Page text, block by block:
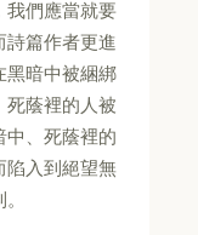
我們應當就要
詩篇作者更進
黑暗中被綑綁
死蔭裡的人被
中、死蔭裡的
陷入到絕望無